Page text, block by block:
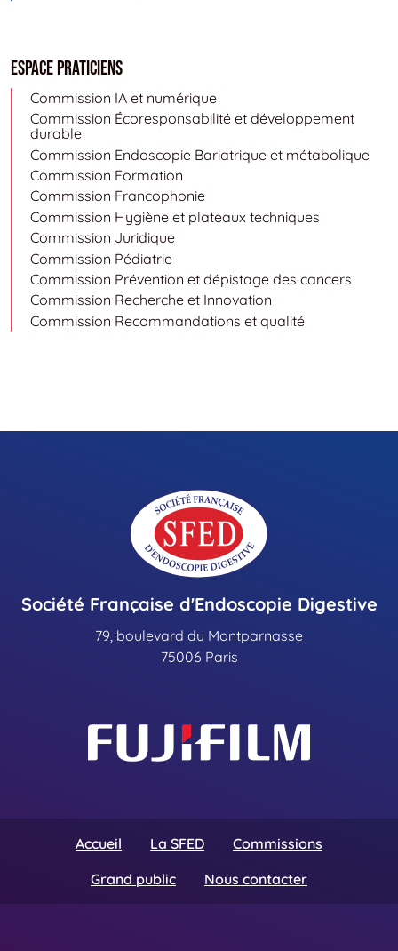
Espace Praticiens
Commission IA et numérique
Commission Écoresponsabilité et développement
durable
Commission Endoscopie Bariatrique et métabolique
Commission Formation
Commission Francophonie
Commission Hygiène et plateaux techniques
Commission Juridique
Commission Pédiatrie
Commission Prévention et dépistage des cancers
Commission Recherche et Innovation
Commission Recommandations et qualité
Société Française d'Endoscopie Digestive
79, boulevard du Montparnasse
75006 Paris
Accueil La SFED
Commissions
Grand public
Nous contacter